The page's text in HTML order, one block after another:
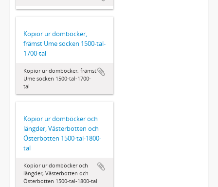
Kopior ur domböcker,
främst Ume socken 1500-tal-
1700-tal
Kopior ur domböcker, främst
Ume socken 1500-tal-1700-
tal
Kopior ur domböcker och
längder, Västerbotten och
Österbotten 1500-tal-1800-
tal
Kopior ur domböcker och
längder, Västerbotten och
Österbotten 1500-tal-1800-tal